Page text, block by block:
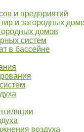
и предприятий
и загородных
домов
систем
в бассейне
воздуха